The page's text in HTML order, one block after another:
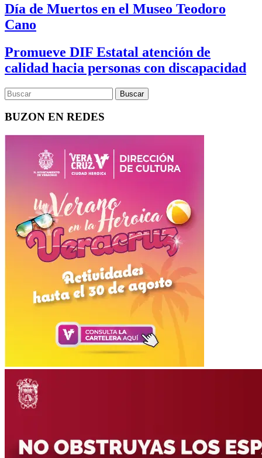
Día de Muertos en el Museo Teodoro
Cano
Promueve DIF Estatal atención de
calidad hacia personas con discapacidad
BUZON EN REDES